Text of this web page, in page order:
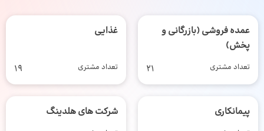
عمده فروشی (بازرگانی و
پخش)
تعداد مشتری 21
غذایی
تعداد مشتری 19
پیمانکاری شرکت های هلدینگ